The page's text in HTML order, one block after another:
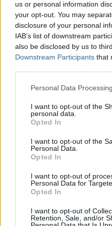
us or personal information
your opt-out. You may
disclosure of your personal
IAB’s list of downstream
also be disclosed by us to
Downstream Participants that
Personal Data
I want to opt-out of the
personal data.
Opted In
I want to opt-out of the
Personal Data.
Opted In
I want to opt-out of
Personal Data for
Opted In
I want to opt-out of
Retention, Sale, and/or
A propos
Nathalie Leclerc est une
médecine. Mère de deux
expertise journalistique à
santé familiale et de la
de vie sain, écologique et
nombreuses années en
des solutions de ménage
engagée, Nathalie propose